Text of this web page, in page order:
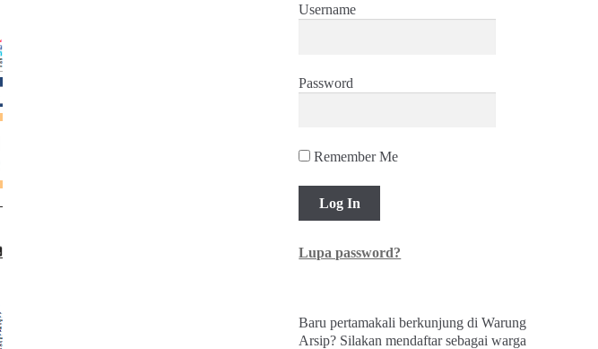
Username
Password
Remember Me
Lupa password?
Baru pertamakali berkunjung di Warung
Arsip? Silakan mendaftar sebagai warga